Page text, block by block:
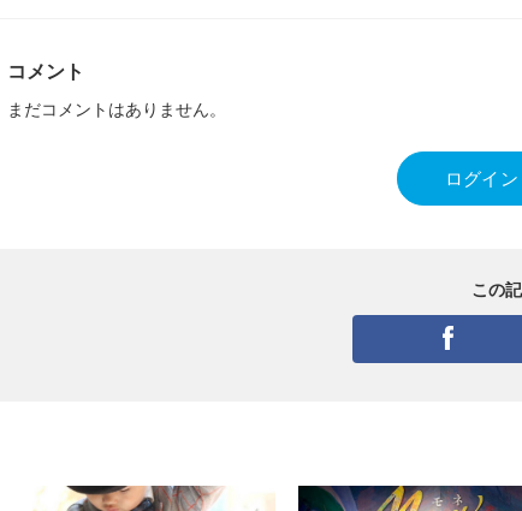
コメント
まだコメントはありません。
ログイ
この